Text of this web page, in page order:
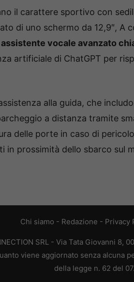
il carattere sportivo con
di uno schermo da 12,9″, A
assistente vocale avanzato
artificiale di ChatGPT per
alla guida, che
a distanza tramite
delle porte in caso di
in prossimità dello sbarco sul
Chi siamo - Redazione - Privacy
SRL - Via Tata Giovanni 8,
viene aggiornato senza
della legge n. 62 del